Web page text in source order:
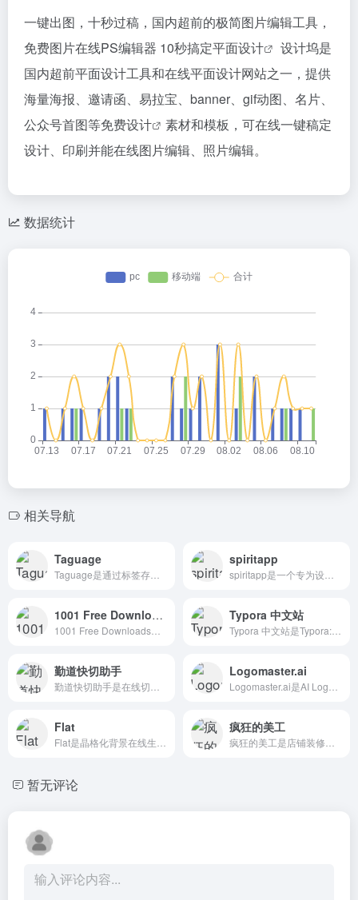
一键出图，十秒过稿，国内超前的极简图片编辑工具，
免费图片在线PS编辑器 10秒搞定平面设计
设计坞是
国内超前平面设计工具和在线平面设计网站之一，提供
海量海报、邀请函、易拉宝、banner、gif动图、名片、
公众号首图等免费设计
素材和模板，可在线一键稿定
设计、印刷并能在线图片编辑、照片编辑。
数据统计
相关导航
Taguage spiritapp
1001 Free Downloads Typora 中文站
勤道快切助手 Logomaster.ai
Flat 疯狂的美工
暂无评论